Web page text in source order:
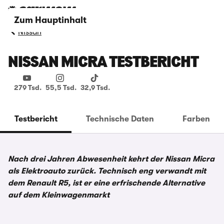
Zum Hauptinhalt
Nissan
NISSAN MICRA TESTBERICHT
279 Tsd. 55,5 Tsd. 32,9 Tsd.
Testbericht Technische Daten Farben
Nach drei Jahren Abwesenheit kehrt der Nissan Micra
als Elektroauto zurück. Technisch eng verwandt mit
dem Renault R5, ist er eine erfrischende Alternative
auf dem Kleinwagenmarkt